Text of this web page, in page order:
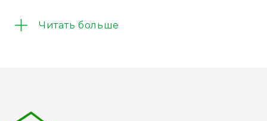
В книге содержится 87 рецептов детской
Читать больше